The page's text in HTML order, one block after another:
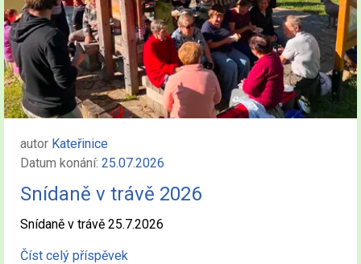
autor Kateřinice
Datum konání: 25.07.2026
Snídaně v trávě 2026
Snídaně v trávě 25.7.2026
Číst celý příspěvek